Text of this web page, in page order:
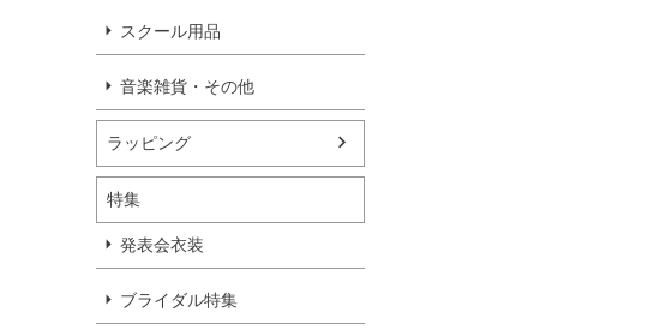
スクール用品
音楽雑貨・その他
ラッピング
特集
発表会衣装
ブライダル特集